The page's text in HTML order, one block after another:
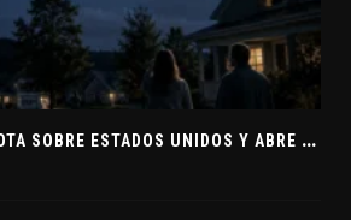
U
N METEORO EXPLOTA SOBRE ESTADOS UNIDOS Y ABRE LA PISTA DE POLAR-IM, UN POSIBLE VISITANTE INTERESTELAR